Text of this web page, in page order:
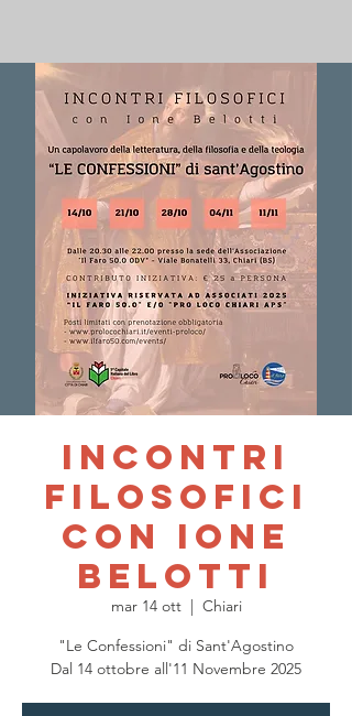
Incontri
Filosofici
con Ione
Belotti
mar 14 ott
  |
Chiari
"Le Confessioni" di Sant'Agostino
Dal 14 ottobre all'11 Novembre 2025